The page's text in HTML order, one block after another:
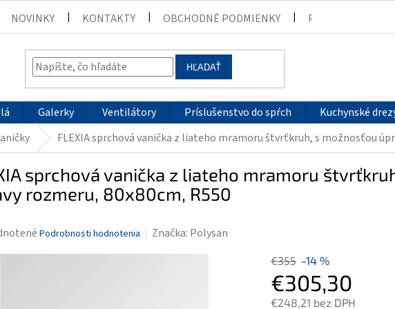
NOVINKY KONTAKTY OBCHODNÉ PODMIENKY PODMIENKY
HĽADAŤ
Galerky Ventilátory Príslušenstvo do spŕch Kuchynské
FLEXIA sprchová vanička z liateho mramoru štvrťkruh, s možnosťou
sprchová vanička z liateho mramoru
rozmeru, 80x80cm, R550
Podrobnosti hodnotenia Značka: Polysan
€355 –14 %
€305,30
€248,21 bez DPH